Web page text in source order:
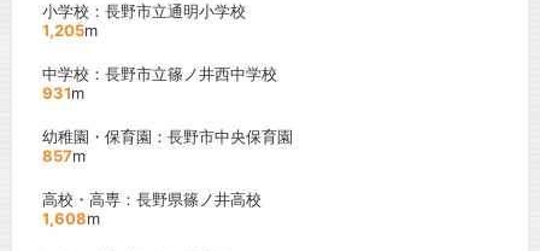
小学校：長野市立通明小学校
1,205m
中学校：長野市立篠ノ井西中学校
931m
幼稚園・保育園：長野市中央保育園
857m
高校・高専：長野県篠ノ井高校
1,608m